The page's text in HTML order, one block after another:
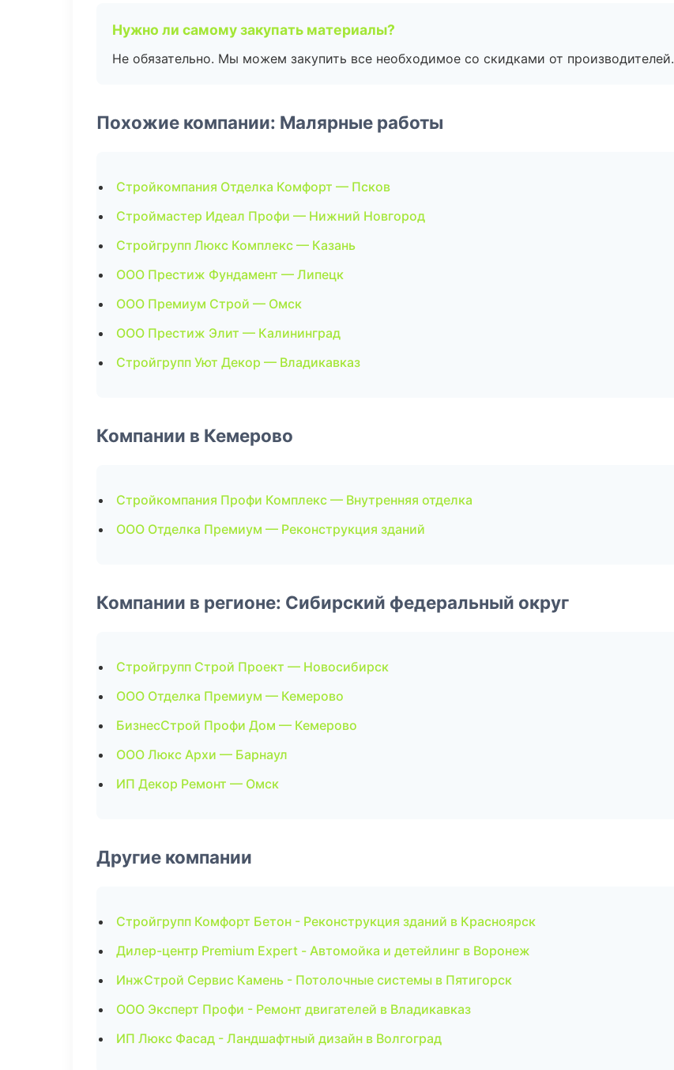
Нужно ли самому закупать материалы?
Не обязательно. Мы можем закупить все необходимое со скидками от производителей.
Похожие компании: Малярные работы
Стройкомпания Отделка Комфорт — Псков
Строймастер Идеал Профи — Нижний Новгород
Стройгрупп Люкс Комплекс — Казань
ООО Престиж Фундамент — Липецк
ООО Премиум Строй — Омск
ООО Престиж Элит — Калининград
Стройгрупп Уют Декор — Владикавказ
Компании в Кемерово
Стройкомпания Профи Комплекс — Внутренняя отделка
ООО Отделка Премиум — Реконструкция зданий
Компании в регионе: Сибирский федеральный округ
Стройгрупп Строй Проект — Новосибирск
ООО Отделка Премиум — Кемерово
БизнесСтрой Профи Дом — Кемерово
ООО Люкс Архи — Барнаул
ИП Декор Ремонт — Омск
Другие компании
Стройгрупп Комфорт Бетон - Реконструкция зданий в Красноярск
Дилер-центр Premium Expert - Автомойка и детейлинг в Воронеж
ИнжСтрой Сервис Камень - Потолочные системы в Пятигорск
ООО Эксперт Профи - Ремонт двигателей в Владикавказ
ИП Люкс Фасад - Ландшафтный дизайн в Волгоград